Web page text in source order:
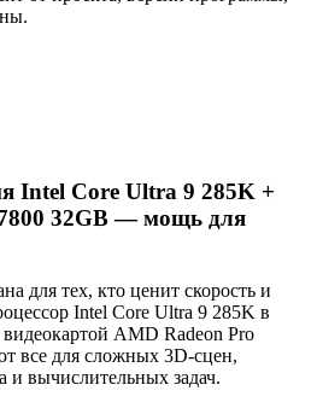
Intel Core Ultra 9 285K +
32GB — мощь для
для тех, кто ценит скорость и
Intel Core Ultra 9 285K в
AMD Radeon Pro
все для сложных 3D-сцен,
и вычислительных задач.